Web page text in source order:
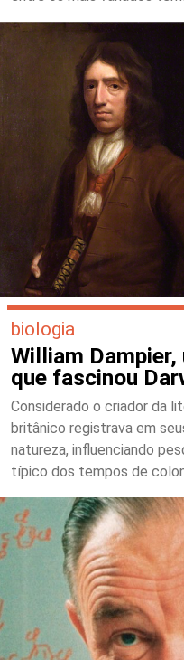
biologia
William
que fascinou
Considerado o criador da
britânico registrava em
natureza, influenciando
típico dos tempos de